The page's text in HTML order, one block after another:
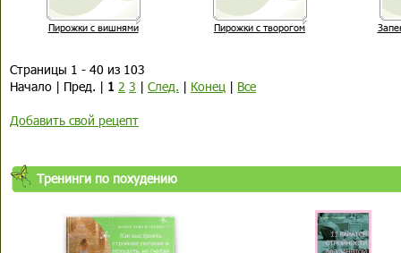
Пирожки с вишнями Пирожки с творогом
Страницы 1 - 40 из 103
Начало | Пред. | 1 2 3 | След. | Конец | Все
Добавить свой рецепт
Тренинги по похудению